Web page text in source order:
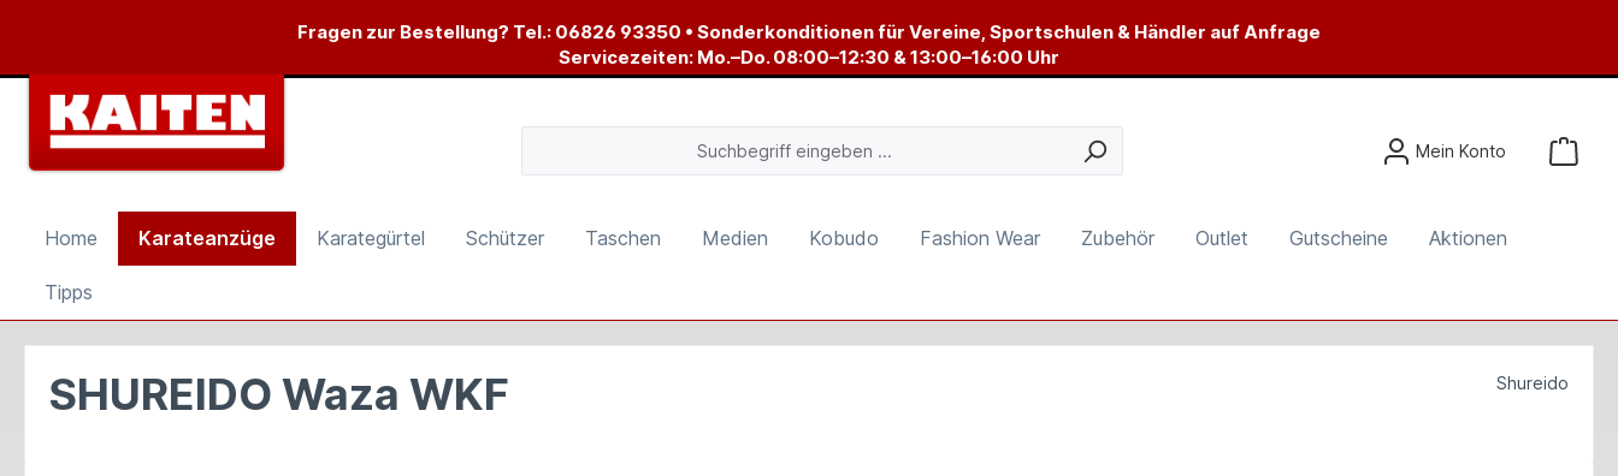
Zur Hauptnavigation springenFragen zur Bestellung? Tel.: 06826 93350 • Sonderkonditionen für Vereine, Sportschulen & Händler auf Anfrage
Servicezeiten: Mo.–Do. 08:00–12:30 & 13:00–16:00 Uhr
Mein Konto
Home Karateanzüge Karategürtel Schützer Taschen Medien Kobudo Fashion Wear Zubehör Outlet Gutscheine Aktionen
Tipps
SHUREIDO Waza WKF Shureido